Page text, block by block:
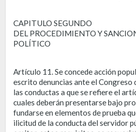
CAPITULO SEGUNDO
DEL PROCEDIMIENTO Y
POLÍTICO
Artículo 11. Se concede acción
escrito denuncias ante el Congreso
las conductas a que se refiere el
cuales deberán presentarse bajo
fundarse en elementos de prueba
ilicitud de la conducta del servidor